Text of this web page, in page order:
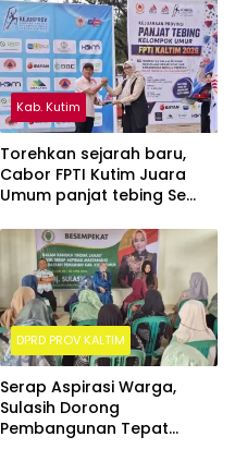
Kab. Kutim
Torehkan sejarah baru,
Cabor FPTI Kutim Juara
Umum panjat tebing Se
DPRD PROV KALTIM
Serap Aspirasi Warga,
Sulasih Dorong
Pembangunan Tepat